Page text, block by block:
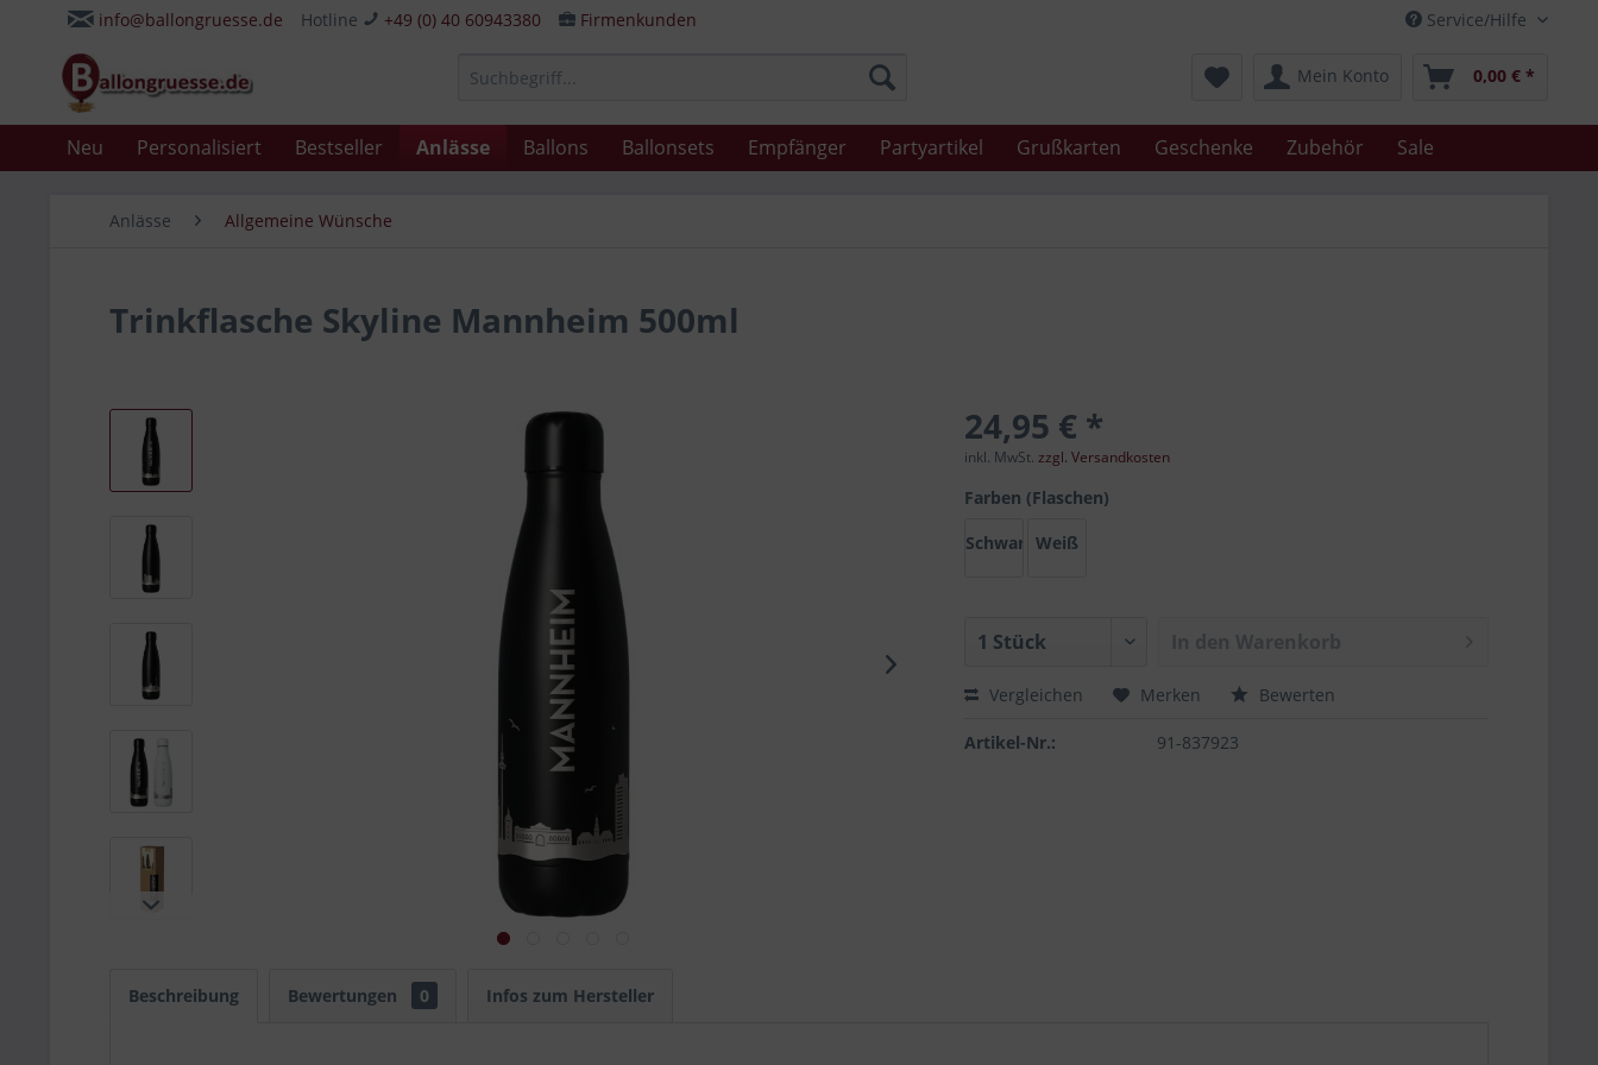
Service/Hilfe
info@ballongruesse.de Hotline +49 (0) 40 60943380 Firmenkunden
Mein Konto 0,00 € *
Neu Personalisiert Bestseller Anlässe Ballons Ballonsets Empfänger Partyartikel Grußkarten Geschenke Zubehör Sale
Anlässe Allgemeine Wünsche
Trinkflasche Skyline Mannheim 500ml
24,95 € *
inkl. MwSt.zzgl. Versandkosten
Farben (Flaschen)
Schwarz Weiß
Vergleichen Merken Bewerten
Artikel-Nr.: 91-837923
Beschreibung Bewertungen 0 Infos zum Hersteller